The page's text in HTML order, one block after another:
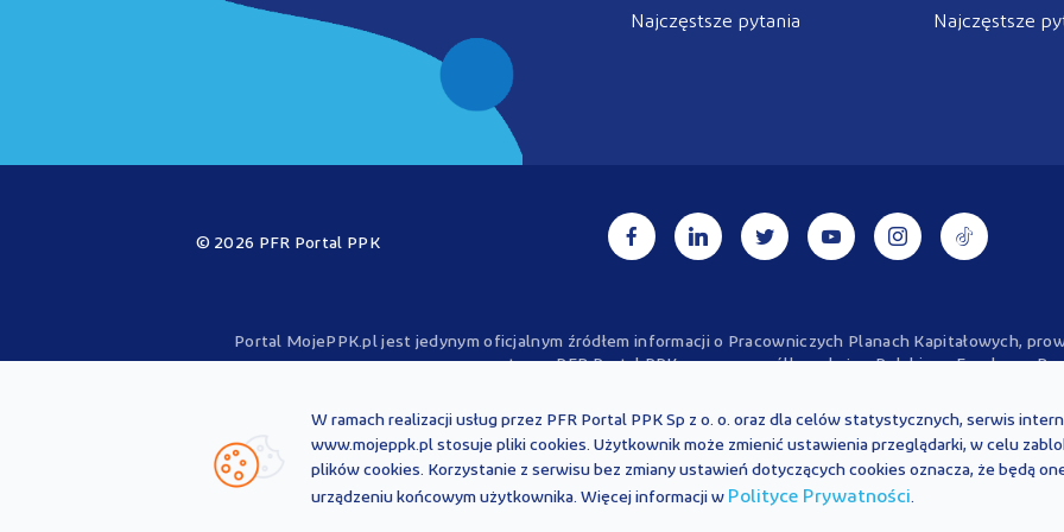
Najczęstsze pytania
Najczęstsze
© 2026 PFR Portal PPK
Portal MojePPK.pl jest jedynym oficjalnym źródłem informacji o Pracowniczych Planach Kapitałowych,
operatora - PFR Portal PPK sp. z o.o., spółkę zależną Polskiego Funduszu
przepisów prawa i każdorazowo powinny być interpretowane oraz stosowane z uwzględnieniem aktualnie
nie stanowią porady prawnej, finansowej ani oficjalnej interpretacji obowiązujących
PFR Portal PPK sp. z o.o. nie ponosi odpowiedzialności z tytułu powstania jakichkolwiek szkód,
zamieszczonymi na Portalu PPK. W przypadku jakichkolwiek wątpliwości co do treści umieszczonych
obowiązków wynikających z obowiązujących przepisów prawa, należy skorzystać z pomocy podmiotów
W ramach realizacji usług przez PFR Portal PPK Sp z o. o. oraz dla celów statystycznych, serwis
www.mojeppk.pl stosuje pliki cookies. Użytkownik może zmienić ustawienia przeglądarki, w celu
plików cookies. Korzystanie z serwisu bez zmiany ustawień dotyczących cookies oznacza, że będą
urządzeniu końcowym użytkownika. Więcej informacji w Polityce Prywatności.